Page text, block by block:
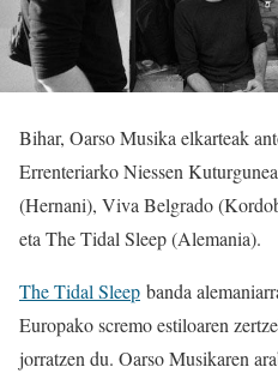
Bihar, Oarso Musika elkarteak
Errenteriarko Niessen
(Hernani), Viva Belgrado
eta The Tidal Sleep (Alemania).
The Tidal Sleep banda
Europako scremo estiloaren
jorratzen du. Oarso Musikaren